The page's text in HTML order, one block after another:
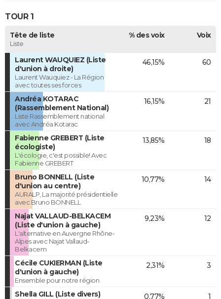
TOUR 1
Tête de liste
Liste
% des voix Voix
Laurent WAUQUIEZ (Liste
d'union à droite)
Laurent Wauquiez - La Région
avec toutes ses forces
46,15% 60
Andréa KOTARAC
(Rassemblement National)
Liste Rassemblement national
avec Andréa Kotarac
16,15% 21
Fabienne GREBERT (Liste
écologiste)
L'écologie, c'est possible! Avec
Fabienne GREBERT
13,85% 18
Bruno BONNELL (Liste
d'union au centre)
AURALP, La majorité présidentielle
avec Bruno BONNELL
10,77% 14
Najat VALLAUD-BELKACEM
(Liste d'union à gauche)
L'alternative en Auvergne Rhône-
Alpes avec Najat Vallaud-
Belkacem
9,23% 12
Cécile CUKIERMAN (Liste
d'union à gauche)
Ensemble pour notre région
2,31% 3
Shella GILL (Liste divers) 0,77% 1